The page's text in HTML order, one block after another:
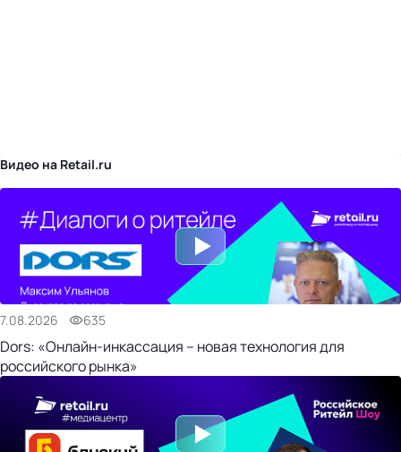
Видео на Retail.ru
7.08.2026 635
Dors: «Онлайн-инкассация – новая технология для
российского рынка»